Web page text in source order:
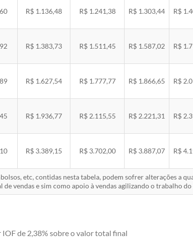
R$ 1.136,48 R$ 1.241,38 R$ 1.303,44 R$
R$ 1.383,73 R$ 1.511,45 R$ 1.587,02 R$
R$ 1.627,54 R$ 1.777,77 R$ 1.866,65 R$
R$ 1.936,77 R$ 2.115,55 R$ 2.221,31 R$
R$ 3.389,15 R$ 3.702,00 R$ 3.887,07 R$
etc, contidas nesta tabela, podem sofrer alterações a
vendas e sim como apoio à vendas agilizando o trabalho
de 2,38% sobre o valor total final